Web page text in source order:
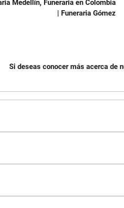
Si deseas conocer más acerca de